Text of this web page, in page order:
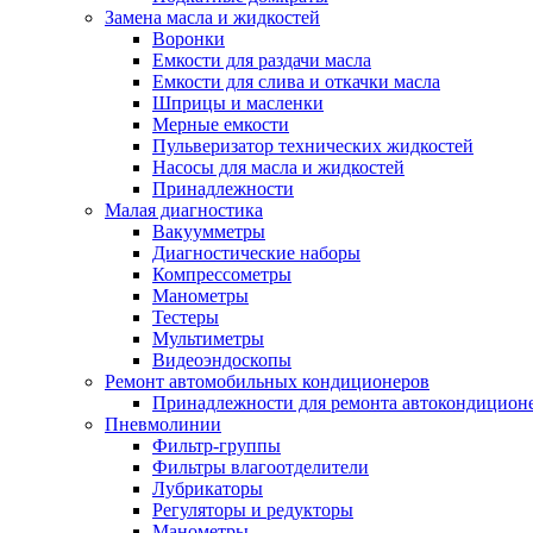
Замена масла и жидкостей
Воронки
Емкости для раздачи масла
Емкости для слива и откачки масла
Шприцы и масленки
Мерные емкости
Пульверизатор технических жидкостей
Насосы для масла и жидкостей
Принадлежности
Малая диагностика
Вакуумметры
Диагностические наборы
Компрессометры
Манометры
Тестеры
Мультиметры
Видеоэндоскопы
Ремонт автомобильных кондиционеров
Принадлежности для ремонта
Пневмолинии
Фильтр-группы
Фильтры влагоотделители
Лубрикаторы
Регуляторы и редукторы